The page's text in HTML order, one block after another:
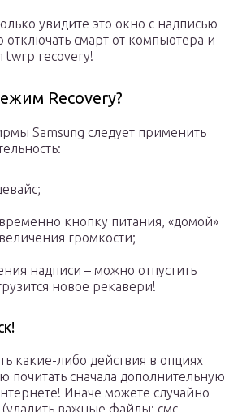
увидите это окно с надписью
отключать смарт от компьютера и
twrp recovery!
Recovery?
Samsung следует применить
кнопку питания, «домой»
громкости;
надписи – можно отпустить
новое рекавери!
какие-либо действия в опциях
почитать сначала дополнительную
Иначе можете случайно
важные файлы: смс,